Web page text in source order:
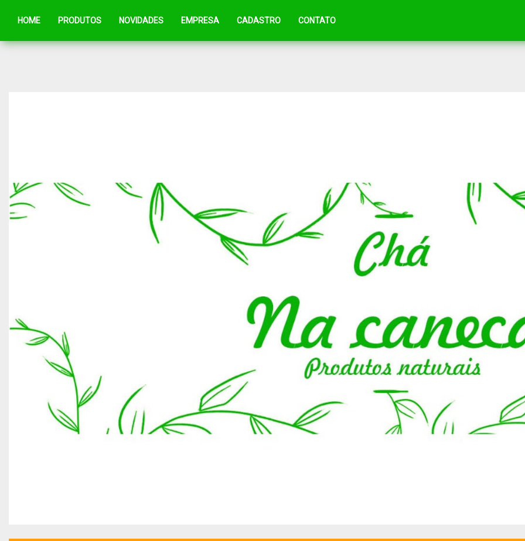
HOME PRODUTOS NOVIDADES EMPRESA CADASTRO CONTATO